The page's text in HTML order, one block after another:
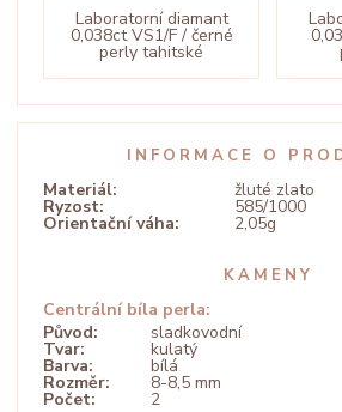
Laboratorní diamant
0,038ct VS1/F / černé
perly tahitské
INFORMACE O
Materiál: žluté zlato
Ryzost: 585/1000
Orientační váha: 2,05g
KAMENY
Centrální bíla perla:
Původ:
sladkovodní
Tvar: kulatý
Barva: bílá
Rozměr: 8-8,5 mm
Počet:
2